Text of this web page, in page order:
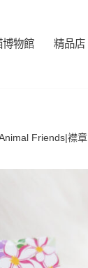
博物館 精品店
Friends|襟章